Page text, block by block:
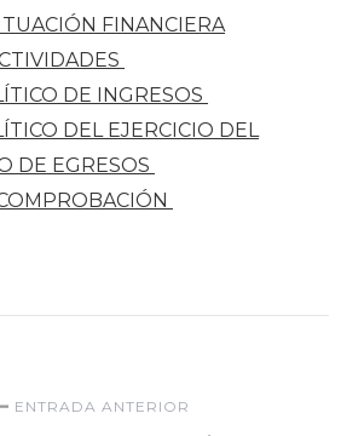
FINANCIERA
DE INGRESOS
DEL EJERCICIO DEL
DE EGRESOS
ENTRADA ANTERIOR